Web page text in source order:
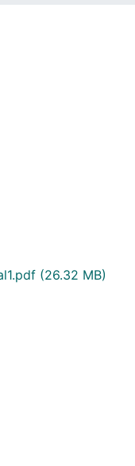
(26.32 MB)